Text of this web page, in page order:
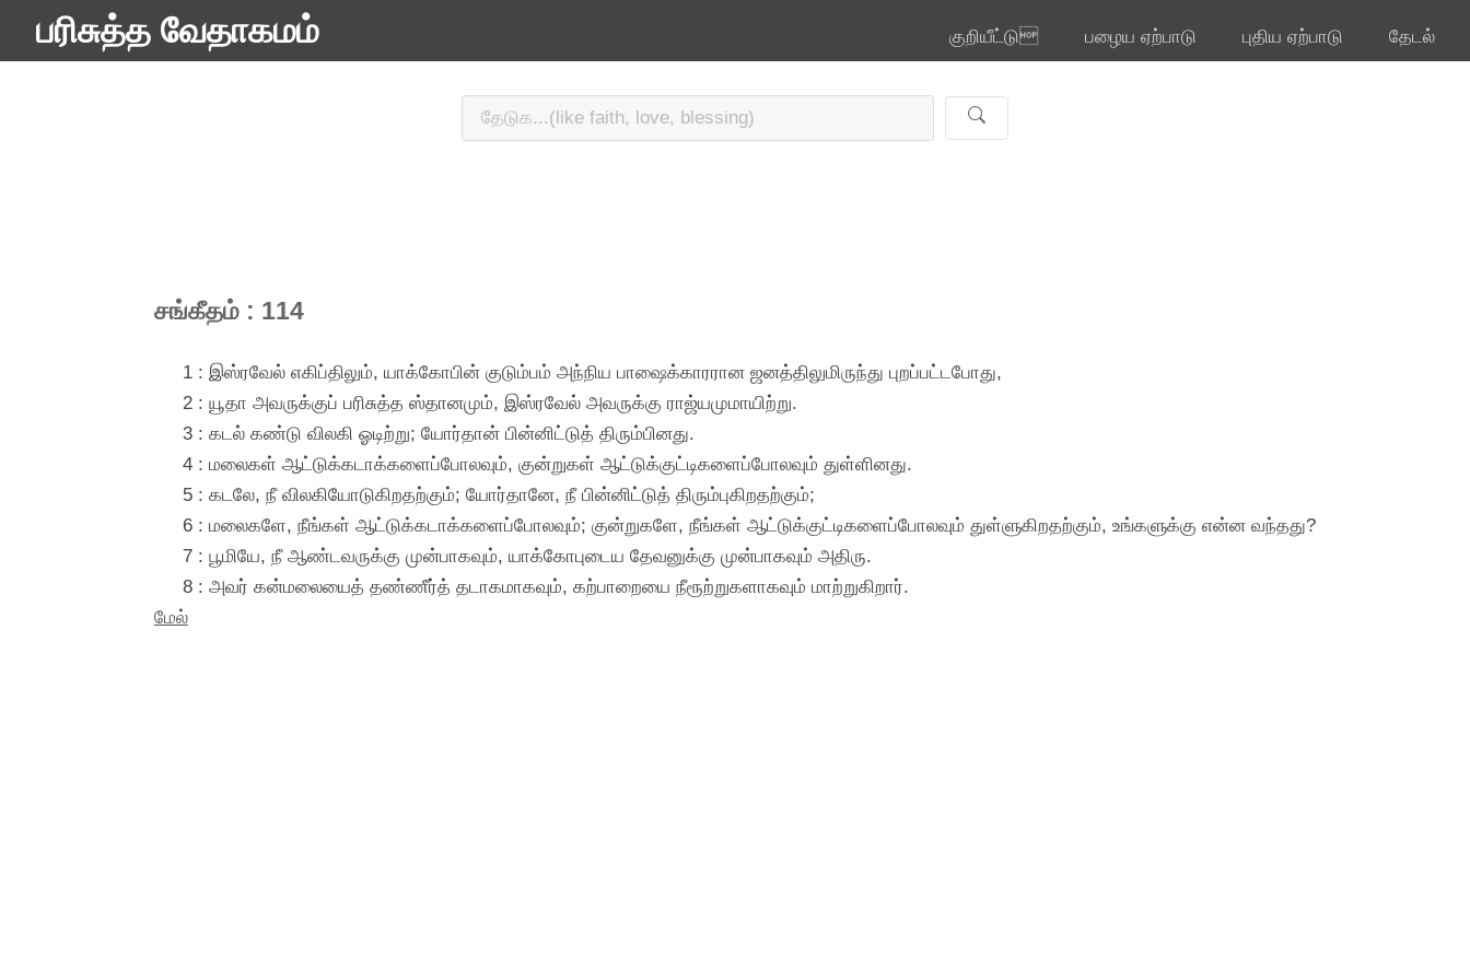
பரிசுத்த வேதாகமம் குறியீட்டு பழைய ஏற்பாடு புதிய ஏற்பாடு தேடல்
சங்கீதம் : 114
1 : இஸ்ரவேல் எகிப்திலும், யாக்கோபின் குடும்பம் அந்நிய பாஷைக்காரரான ஜனத்திலுமிருந்து புறப்பட்டபோது,
2 : யூதா அவருக்குப் பரிசுத்த ஸ்தானமும், இஸ்ரவேல் அவருக்கு ராஜ்யமுமாயிற்று.
3 : கடல் கண்டு விலகி ஓடிற்று; யோர்தான் பின்னிட்டுத் திரும்பினது.
4 : மலைகள் ஆட்டுக்கடாக்களைப்போலவும், குன்றுகள் ஆட்டுக்குட்டிகளைப்போலவும் துள்ளினது.
5 : கடலே, நீ விலகியோடுகிறதற்கும்; யோர்தானே, நீ பின்னிட்டுத் திரும்புகிறதற்கும்;
6 : மலைகளே, நீங்கள் ஆட்டுக்கடாக்களைப்போலவும்; குன்றுகளே, நீங்கள் ஆட்டுக்குட்டிகளைப்போலவும் துள்ளுகிறதற்கும், உங்களுக்கு என்ன வந்தது?
7 : பூமியே, நீ ஆண்டவருக்கு முன்பாகவும், யாக்கோபுடைய தேவனுக்கு முன்பாகவும் அதிரு.
8 : அவர் கன்மலையைத் தண்ணீர்த் தடாகமாகவும், கற்பாறையை நீரூற்றுகளாகவும் மாற்றுகிறார்.
மேல்